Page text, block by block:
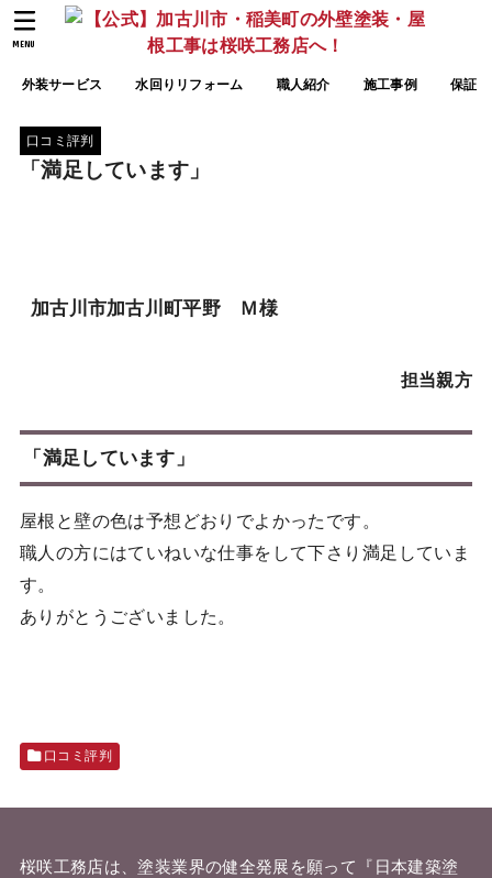
外装サービス 水回りリフォーム 職人紹介 施工事例 保証
MENU
口コミ評判
「満足しています」
加古川市加古川町平野 Ｍ様
担当親方
「満足しています」
屋根と壁の色は予想どおりでよかったです。
職人の方にはていねいな仕事をして下さり満足していま
す。
ありがとうございました。
口コミ評判
桜咲工務店は、塗装業界の健全発展を願って『 日本建築塗